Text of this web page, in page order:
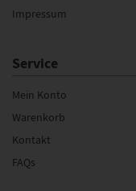
Impressum
Service
Mein Konto
Warenkorb
Kontakt
FAQs